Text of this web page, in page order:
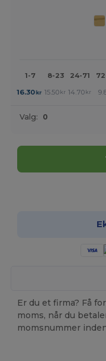
1-7 8-23 24-71
16.30kr 15.50 kr 14.70 kr
Valg: 0
Er du et firma? Få
moms, når du
momsnummer